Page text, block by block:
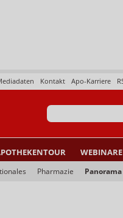
Apo-Karriere
Kontakt
WEBINARE
Pharmazie Panorama